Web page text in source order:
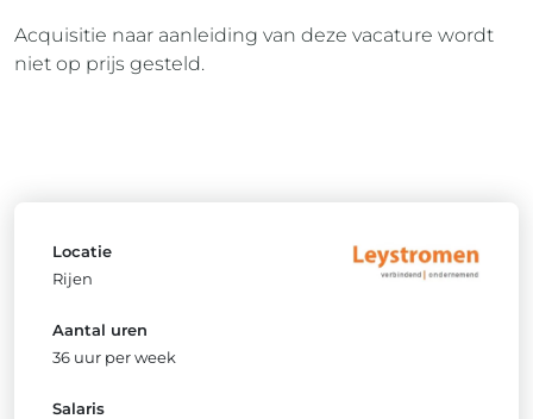
Acquisitie naar aanleiding van deze vacature wordt
niet op prijs gesteld.
Locatie
Rijen
Aantal uren
36 uur per week
Salaris